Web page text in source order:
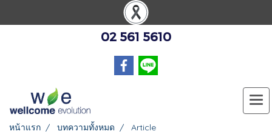
02 561 5610
หน้าแรก บทความทั้งหมด
Article